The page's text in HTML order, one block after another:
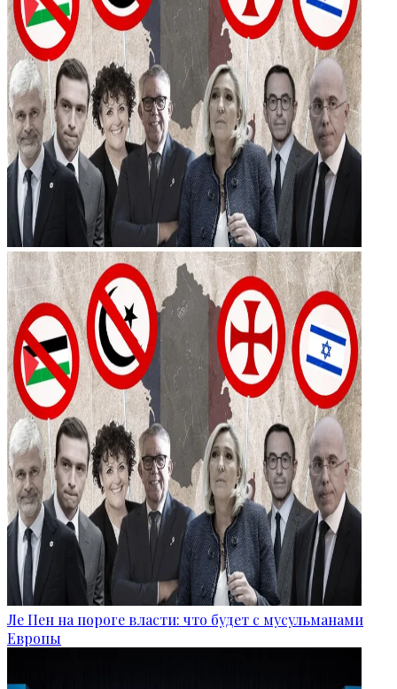
Ле Пен на пороге власти: что будет с мусульманами
Европы